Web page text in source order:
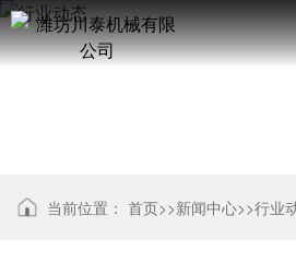
当前位置： 首页>>新闻中心>>行业